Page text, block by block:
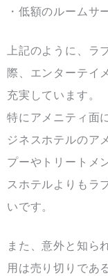
・低額のルームサ
上記のように、ラ
際、エンターテイ
充実しています。
特にアメニティ面
ジネスホテルのア
プーやトリートメ
スホテルよりもラ
いです。
また、意外と知ら
用は売り切りであ